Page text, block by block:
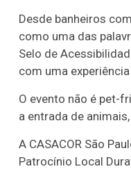
Desde banheiros
como uma das
Selo de
com uma
O evento não é pet-
a entrada de
A CASACOR São
Patrocínio Local